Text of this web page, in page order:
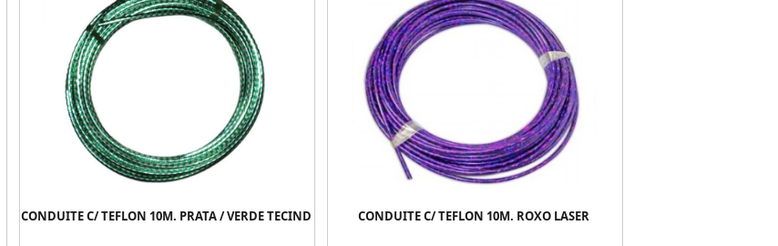
CONDUITE C/ TEFLON 10M. PRATA / VERDE TECIND CONDUITE C/ TEFLON 10M. ROXO LASER